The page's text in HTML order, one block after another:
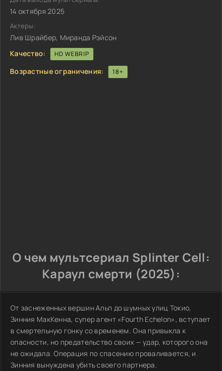
14 октября 2025
Актеры:
Лив Шрайбер, Миранда Рэйсон
Качество:
HD WEBRIP
Возрастные ограничения: 18+
О чем мультсериал Splinter Cell:
Караул смерти (2025):
От заснеженных вершин Альп до шумных улиц Токио,
Зинния МакКенна, супер агент «Fourth Echelon», вступает
в смертельную гонку со временем. Она привыкла к
опасности, но предательство своих — удар, которого она
не ожидала. Операция по спасению проваливается, и
Зинния вынуждена убить своего партнера.